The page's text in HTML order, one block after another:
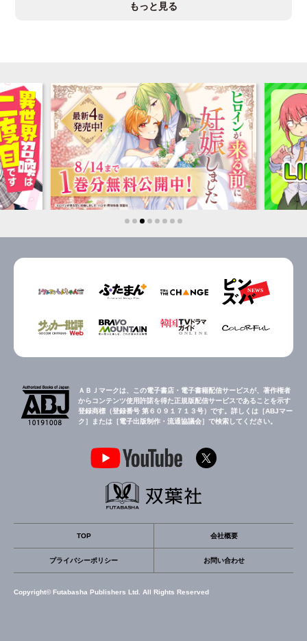
もっと見る
ＡＢＪマークは、この電子書店・電子書籍配信サービスが、著作権者
からコンテンツ使用許諾を得た正規版配信サービスであることを示す
登録商標（登録番号 第６０９１７１３号）です。詳しくは［ABJマー
ク］または［電子出版制作・流通協議会］で検索してください。
TOP 会社概要
プライバシーポリシー お問い合わせ
Copyright© Futabasha Publishers Ltd. All Rights Reserved